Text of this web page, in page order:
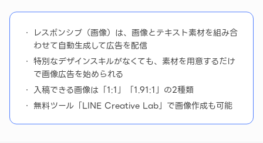
レスポンシブ（画像）は、画像とテキスト素材を組み合
わせて自動生成して広告を配信
特別なデザインスキルがなくても、素材を用意するだけ
で画像広告を始められる
入稿できる画像は「1:1」「1.91:1」の2種類
無料ツール「LINE Creative Lab」で画像作成も可能